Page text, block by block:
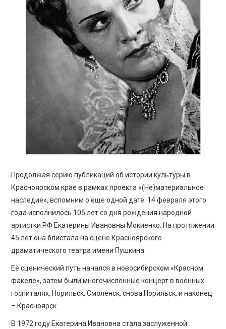
Продолжая серию публикаций об истории культуры в
Красноярском крае в рамках проекта «(Не)материальное
наследие», вспомним о еще одной дате. 14 февраля этого
года исполнилось 105 лет со дня рождения народной
артистки РФ Екатерины Ивановны Мокиенко. На протяжении
45 лет она блистала на сцене Красноярского
драматического театра имени Пушкина.
Её сценический путь начался в новосибирском «Красном
факеле», затем были многочисленные концерт в военных
госпиталях, Норильск, Смоленск, снова Норильск, и наконец
– Красноярск.
В 1972 году Екатерина Ивановна стала заслуженной